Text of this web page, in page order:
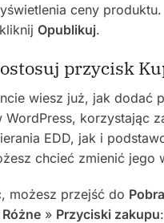
ceny produktu.
Opublikuj.
przycisk
wiesz już, jak dodać
WordPress, korzystając
EDD, jak i
chcieć zmienić jego
możesz przejść do
Różne » Przyciski zakupu: